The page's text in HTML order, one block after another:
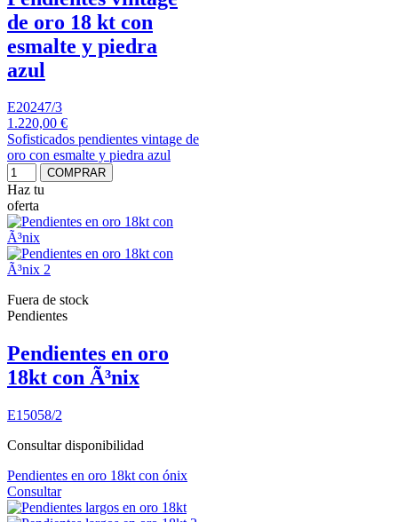
de oro 18 kt con
esmalte y piedra
azul
E20247/3
1.220,00 €
Sofisticados pendientes vintage de
oro con esmalte y piedra azul
COMPRAR
Haz tu
oferta
Fuera de stock
Pendientes
Pendientes en oro
18kt con Ã³nix
E15058/2
Consultar disponibilidad
Pendientes en oro 18kt con ónix
Consultar